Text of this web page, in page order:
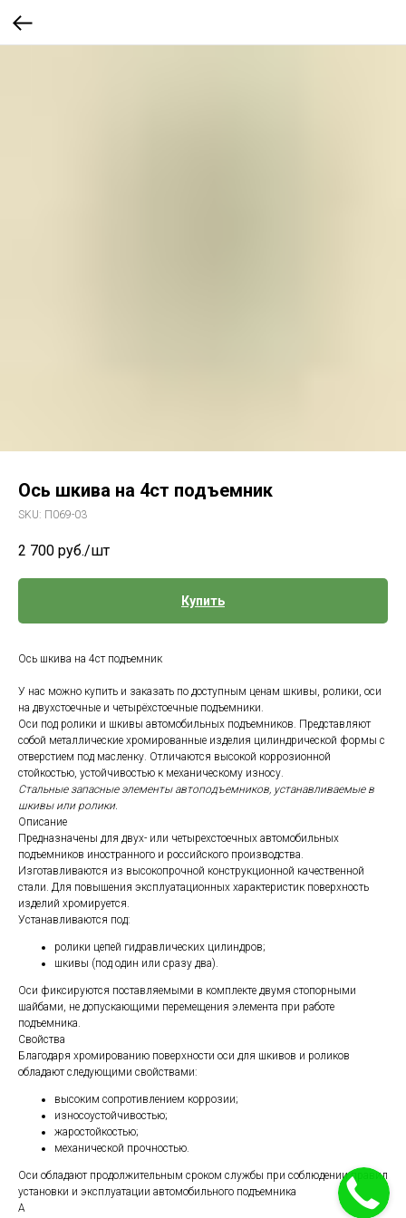
Ось шкива на 4ст подъемник
SKU: П069-03
2 700 руб./шт
Купить
Ось шкива на 4ст подъемник
У нас можно купить и заказать по доступным ценам шкивы, ролики, оси
на двухстоечные и четырёхстоечные подъемники.
Оси под ролики и шкивы автомобильных подъемников. Представляют
собой металлические хромированные изделия цилиндрической формы с
отверстием под масленку. Отличаются высокой коррозионной
стойкостью, устойчивостью к механическому износу.
Стальные запасные элементы автоподъемников, устанавливаемые в
шкивы или ролики.
Описание
Предназначены для двух- или четырехстоечных автомобильных
подъемников иностранного и российского производства.
Изготавливаются из высокопрочной конструкционной качественной
стали. Для повышения эксплуатационных характеристик поверхность
изделий хромируется.
Устанавливаются под:
ролики цепей гидравлических цилиндров;
шкивы (под один или сразу два).
Оси фиксируются поставляемыми в комплекте двумя стопорными
шайбами, не допускающими перемещения элемента при работе
подъемника.
Свойства
Благодаря хромированию поверхности оси для шкивов и роликов
обладают следующими свойствами:
высоким сопротивлением коррозии;
износоустойчивостью;
жаростойкостью;
механической прочностью.
Оси обладают продолжительным сроком службы при соблюдении правил
установки и эксплуатации автомобильного подъемника
A